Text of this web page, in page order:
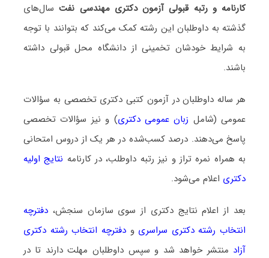
کارنامه و رتبه قبولی آزمون دکتری ﻣﻬﻨﺪسی ﻧﻔﺖسال‌های
گذشته به داوطلبان این رشته کمک می‌کند که بتوانند با توجه
به شرایط خودشان تخمینی از دانشگاه محل قبولی داشته
باشند.
هر ساله داوطلبان در آزمون کتبی دکتری تخصصی به سؤالات
عمومی (شامل زبان عمومی دکتری) و نیز سؤالات تخصصی
پاسخ می‌دهند. درصد کسب‌شده در هر یک از دروس امتحانی
به همراه نمره تراز و نیز رتبه داوطلب، در کارنامه نتایج اولیه
دکتری اعلام می‌شود.
بعد از اعلام نتایج دکتری از سوی سازمان سنجش،دفترچه
انتخاب رشته دکتری سراسری ودفترچه انتخاب رشته دکتری
آزاد منتشر خواهد شد و سپس داوطلبان مهلت دارند تا در